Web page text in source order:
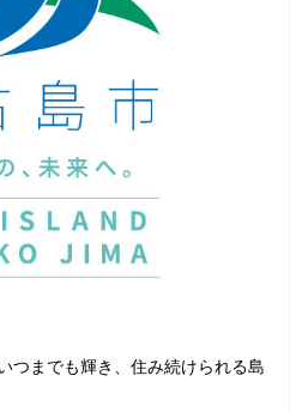
つまでも輝き、住み続けられる島